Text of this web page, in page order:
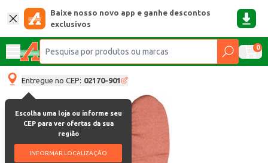
Baixe nosso novo app e ganhe descontos
exclusivos
0
Entregue no CEP: 02170-901
Escolha uma loja ou informe seu
CEP para ver ofertas da sua
região
INFORMAR LOCALIZAÇÃO